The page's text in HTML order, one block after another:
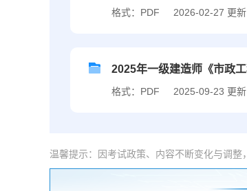
格式：PDF 2026-02-27 更新
2025年一级建造师《市政
格式：PDF 2025-09-23 更新
温馨提示：因考试政策、内容不断变化与调整